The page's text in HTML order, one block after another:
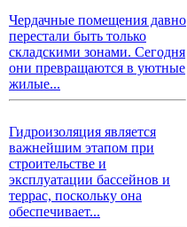
Чердачные помещения давно
перестали быть только
складскими зонами. Сегодня
они превращаются в уютные
жилые...
Гидроизоляция является
важнейшим этапом при
строительстве и
эксплуатации бассейнов и
террас, поскольку она
обеспечивает...